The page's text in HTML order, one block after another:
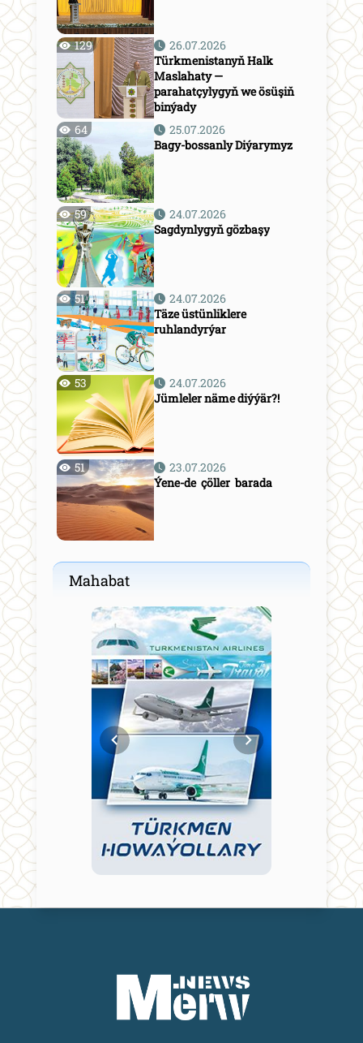
129
26.07.2026
Türkmenistanyň Halk
Maslahaty —
parahatçylygyň we ösüşiň
binýady
64
25.07.2026
Bagy-bossanly Diýarymyz
59
24.07.2026
Sagdynlygyň gözbaşy
51
24.07.2026
Täze üstünliklere
ruhlandyrýar
53
24.07.2026
Jümleler näme diýýär?!
51
23.07.2026
Ýene-de çöller barada
Mahabat